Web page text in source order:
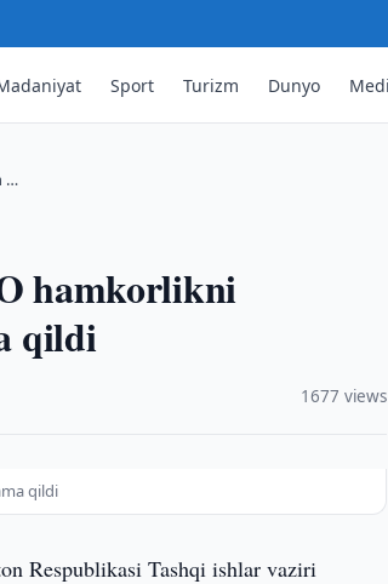
Sport Turizm Dunyo
…
hamkorlikni
qildi
1677 views
qildi
Respublikasi Tashqi ishlar vaziri